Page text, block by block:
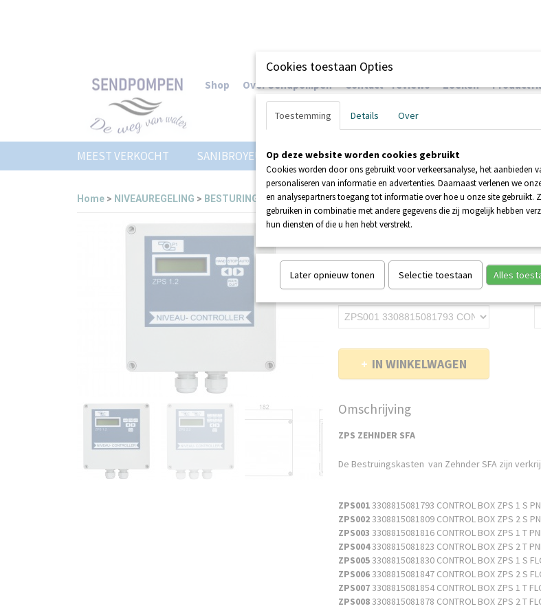
Shop Over Sendpompen Contact - reviews Zoeken
MEEST VERKOCHT SANIBROYEUR ZEHNDER POMPEN BOOSTERPOMPEN
Home > NIVEAUREGELING > BESTURING >ZPS ZEHNDER SFA
ZPS ZEHNDER SFA
€ 812,40 (inclusief btw 21%)
IN WINKELWAGEN
Omschrijving
ZPS ZEHNDER SFA
De Bestruingskasten van Zehnder SFA zijn
ZPS0013308815081793 CONTROL BOX ZPS 1 S
ZPS0023308815081809 CONTROL BOX ZPS 2 S
ZPS003 3308815081816 CONTROL BOX ZPS 1 T
ZPS0043308815081823 CONTROL BOX ZPS 2 T
ZPS0053308815081830 CONTROL BOX ZPS 1 S
ZPS0063308815081847 CONTROL BOX ZPS 2 S
ZPS0073308815081854 CONTROL BOX ZPS 1 T
ZPS0083308815081878 CONTROL BOX ZPS 2 T
Cookies toestaan Opties
Toestemming Details Over
Op deze website worden cookies gebruikt
Cookies worden door ons gebruikt voor verkeersanalyse, het aanbieden
personaliseren van informatie en advertenties. Daarnaast verlenen we
en analysepartners toegang tot informatie over hoe u onze site gebruikt.
gebruiken in combinatie met andere gegevens die zij mogelijk hebben
hun diensten of die u hen hebt verstrekt.
Later opnieuw tonen Selectie toestaan Alles